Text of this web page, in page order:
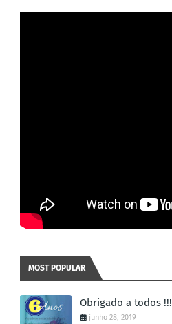
MOST POPULAR
Obrigado a todos !!!
junho 28, 2019